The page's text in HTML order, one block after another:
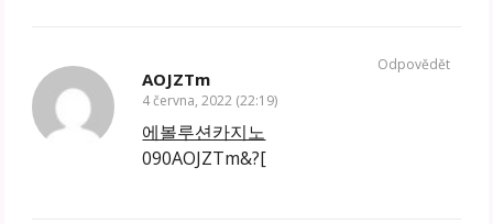
AOJZTm
4 června, 2022 (22:19)
에볼루션카지노
090AOJZTm&?[
Odpovědět